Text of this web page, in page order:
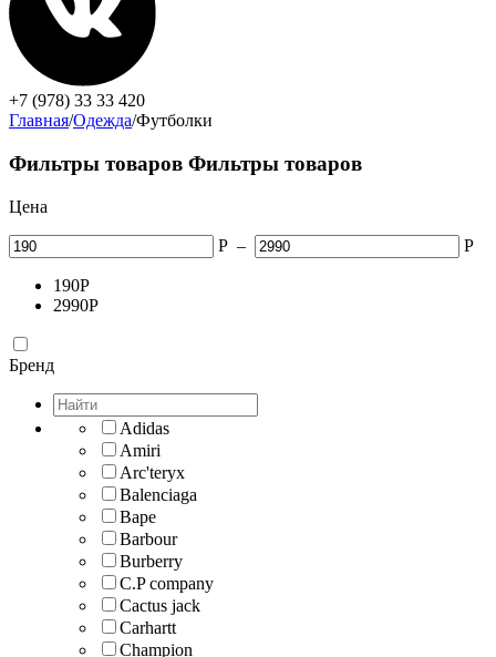
+7 (978) 33 33 420
Главная/Одежда/Футболки
Фильтры товаров Фильтры товаров
Цена
Р – Р
190Р
2990Р
Бренд
Adidas
Amiri
Arc'teryx
Balenciaga
Bape
Barbour
Burberry
C.P company
Cactus jack
Carhartt
Champion